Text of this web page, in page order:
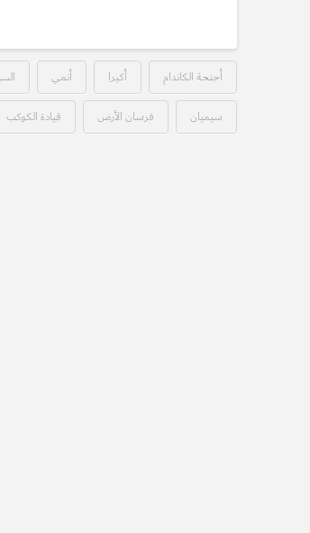
أجنحة الكاندام أكيرا أنمي
سيميان فرسان الأرض قيادة الكوكب